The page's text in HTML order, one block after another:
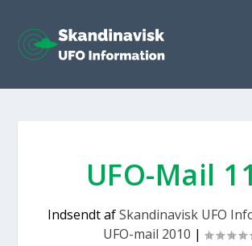
UFO-Mail
Indsendt afSkandinavisk UFO
UFO-mail 2010 |